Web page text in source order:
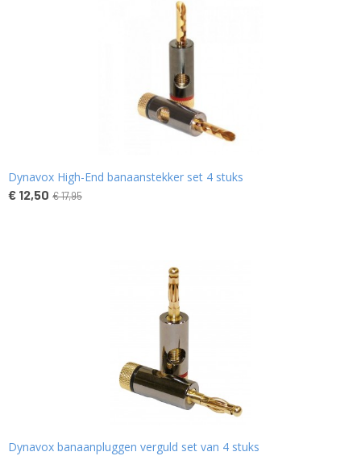
Dynavox High-End banaanstekker set 4 stuks
€ 12,50 € 17,95
Dynavox banaanpluggen verguld set van 4 stuks